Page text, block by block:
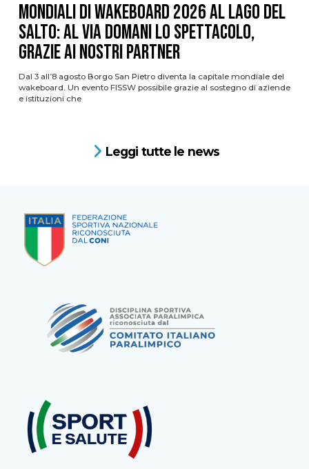
Mondiali di Wakeboard 2026 al Lago del
Salto: al via domani lo spettacolo,
grazie ai nostri Partner
Dal 3 all’8 agosto Borgo San Pietro diventa la capitale mondiale del
wakeboard. Un evento FISSW possibile grazie al sostegno di aziende
e istituzioni che
Leggi tutte le news